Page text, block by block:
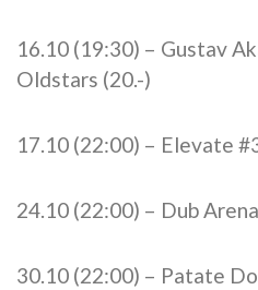
16.10 (19:30) – Gustav
Oldstars (20.-)
17.10 (22:00) – Elevate
24.10 (22:00) – Dub
30.10 (22:00) – Patate